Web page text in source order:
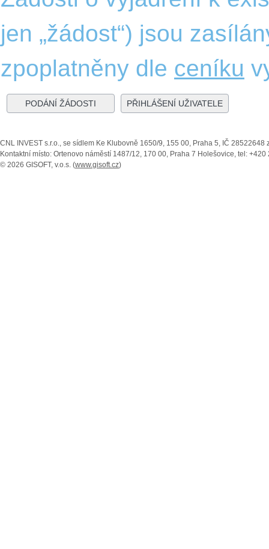
jen „žádost“) jsou
zpoplatněny dle ceníku
PODÁNÍ ŽÁDOSTI PŘIHLÁŠENÍ UŽIVATELE
CNL INVEST s.r.o., se sídlem Ke Klubovně 1650/9, 155 00, Praha 5, IČ
Kontaktní místo: Ortenovo náměstí 1487/12, 170 00, Praha 7 Holešovice, tel:
© 2026 GISOFT, v.o.s. (www.gisoft.cz)